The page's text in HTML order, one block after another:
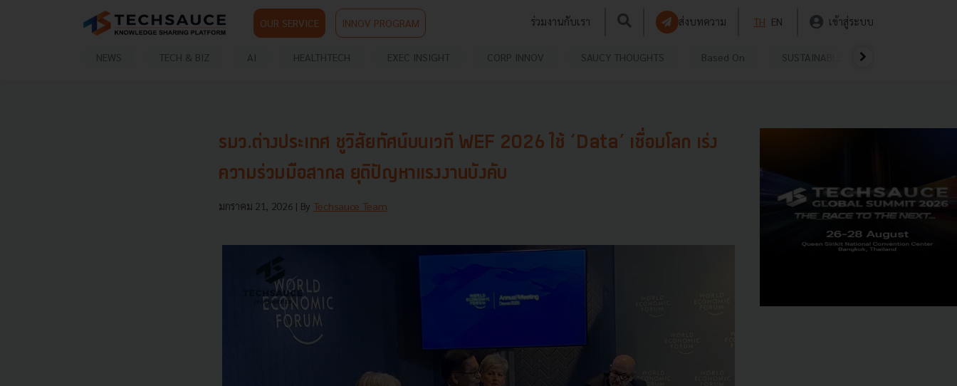
OUR SERVICE INNOV PROGRAM ร่วมงานกับเรา ส่งบทความ TH EN เข้าสู่ระบบ
NEWS TECH & BIZ AI HEALTHTECH EXEC INSIGHT CORP INNOV SAUCY THOUGHTS Based On SUSTAINABLE
รมว.ต่างประเทศ ชูวิสัยทัศน์บนเวที WEF 2026 ใช้ ‘Data’ เชื่อมโลก เร่ง
ความร่วมมือสากล ยุติปัญหาแรงงานบังคับ
มกราคม 21, 2026 | By Techsauce Team